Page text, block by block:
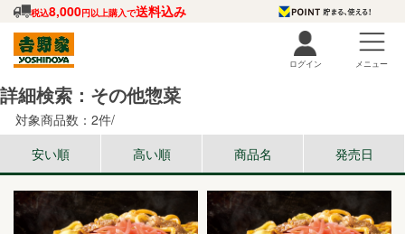
税込8,000円以上購入で送料込み
ログイン メニュー
詳細検索：その他惣菜
対象商品数：2件/
安い順
高い順 商品名 発売日